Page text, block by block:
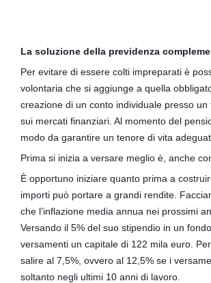
La soluzione della previdenza
Per evitare di essere colti impreparati è
volontaria che si aggiunge a quella
creazione di un conto individuale presso
sui mercati finanziari. Al momento del
modo da garantire un tenore di vita
Prima si inizia a versare meglio è, anche
È opportuno iniziare quanto prima a
importi può portare a grandi rendite.
che l’inflazione media annua nei prossimi
Versando il 5% del suo stipendio in un
versamenti un capitale di 122 mila euro.
salire al 7,5%, ovvero al 12,5% se i
soltanto negli ultimi 10 anni di lavoro.